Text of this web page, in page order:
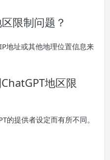
限制问题？
地址或其他地理位置信息来
地区限
的提供者设定而有所不同。